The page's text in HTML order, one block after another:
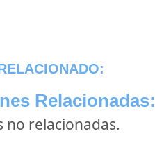
Relacionadas:
no relacionadas.